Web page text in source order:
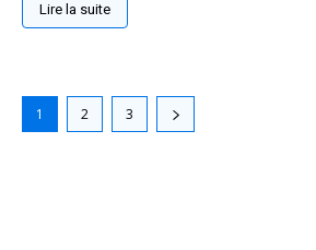
Lire la suite
1 2 3